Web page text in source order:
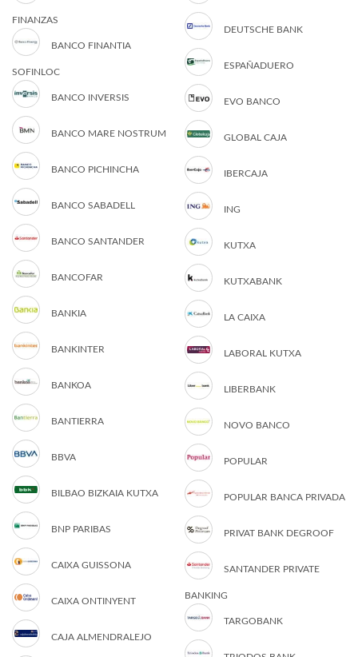
FINANZAS
BANCO FINANTIA
SOFINLOC
BANCO INVERSIS
BANCO MARE NOSTRUM
BANCO PICHINCHA
BANCO SABADELL
BANCO SANTANDER
BANCOFAR
BANKIA
BANKINTER
BANKOA
BANTIERRA
BBVA
BILBAO BIZKAIA KUTXA
BNP PARIBAS
CAIXA GUISSONA
CAIXA ONTINYENT
CAJA ALMENDRALEJO
DEUTSCHE BANK
ESPAÑADUERO
EVO BANCO
GLOBAL CAJA
IBERCAJA
ING
KUTXA
KUTXABANK
LA CAIXA
LABORAL KUTXA
LIBERBANK
NOVO BANCO
POPULAR
POPULAR BANCA PRIVADA
PRIVAT BANK DEGROOF
SANTANDER PRIVATE
BANKING
TARGOBANK